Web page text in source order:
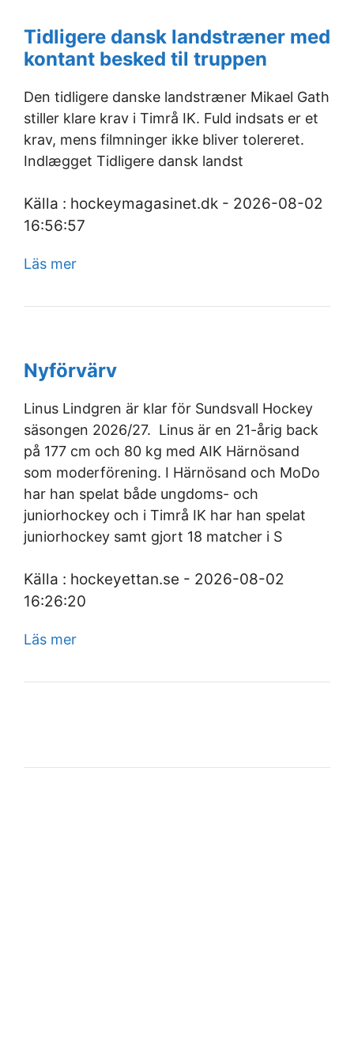
Tidligere dansk landstræner med
kontant besked til truppen
Den tidligere danske landstræner Mikael Gath
stiller klare krav i Timrå IK. Fuld indsats er et
krav, mens filmninger ikke bliver tolereret.
Indlægget Tidligere dansk landst
Källa : hockeymagasinet.dk - 2026-08-02
16:56:57
Läs mer
Nyförvärv
Linus Lindgren är klar för Sundsvall Hockey
säsongen 2026/27. Linus är en 21-årig back
på 177 cm och 80 kg med AIK Härnösand
som moderförening. I Härnösand och MoDo
har han spelat både ungdoms- och
juniorhockey och i Timrå IK har han spelat
juniorhockey samt gjort 18 matcher i S
Källa : hockeyettan.se - 2026-08-02
16:26:20
Läs mer